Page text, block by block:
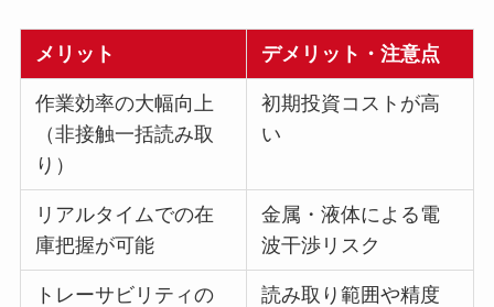
メリット デメリット・注意点
作業効率の大幅向上
（非接触一括読み取
り）
初期投資コストが高
い
リアルタイムでの在
庫把握が可能
金属・液体による電
波干渉リスク
トレーサビリティの
読み取り範囲や精度